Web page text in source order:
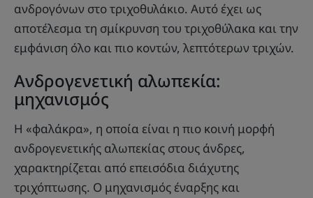
ανδρογόνων στο τριχοθυλάκιο. Αυτό έχει ως
αποτέλεσμα τη σμίκρυνση του τριχοθύλακα και την
εμφάνιση όλο και πιο κοντών, λεπτότερων τριχών.
Ανδρογενετική αλωπεκία:
μηχανισμός
Η «φαλάκρα», η οποία είναι η πιο κοινή μορφή
ανδρογενετικής αλωπεκίας στους άνδρες,
χαρακτηρίζεται από επεισόδια διάχυτης
τριχόπτωσης. Ο μηχανισμός έναρξης και